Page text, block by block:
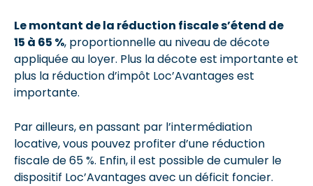
Le montant de la réduction fiscale s’étend de
15 à 65 %, proportionnelle au niveau de décote
appliquée au loyer. Plus la décote est importante et
plus la réduction d’impôt Loc’Avantages est
importante.
Par ailleurs, en passant par l’intermédiation
locative, vous pouvez profiter d’une réduction
fiscale de 65 %. Enfin, il est possible de cumuler le
dispositif Loc’Avantages avec un déficit foncier.